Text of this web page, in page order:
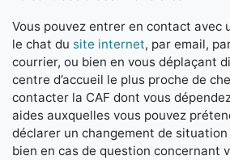
Vous pouvez entrer en contact avec
le chat du site internet, par email,
courrier, ou bien en vous déplaçant
centre d’accueil le plus proche de
contacter la CAF dont vous
aides auxquelles vous pouvez
déclarer un changement de
bien en cas de question concernant